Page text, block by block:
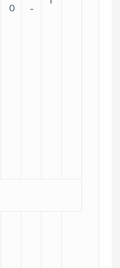
0 –